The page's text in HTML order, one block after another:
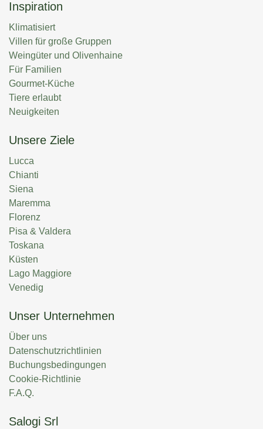
Inspiration
Klimatisiert
Villen für große Gruppen
Weingüter und Olivenhaine
Für Familien
Gourmet-Küche
Tiere erlaubt
Neuigkeiten
Unsere Ziele
Lucca
Chianti
Siena
Maremma
Florenz
Pisa & Valdera
Toskana
Küsten
Lago Maggiore
Venedig
Unser Unternehmen
Über uns
Datenschutzrichtlinien
Buchungsbedingungen
Cookie-Richtlinie
F.A.Q.
Salogi Srl